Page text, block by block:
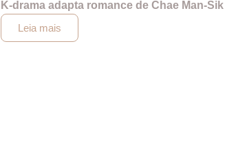
K-drama adapta romance de Chae Man-Sik
Leia mais